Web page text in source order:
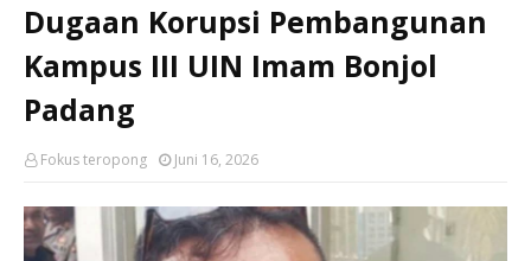
Dugaan Korupsi Pembangunan
Kampus III UIN Imam Bonjol
Padang
Fokus teropong Juni 16, 2026